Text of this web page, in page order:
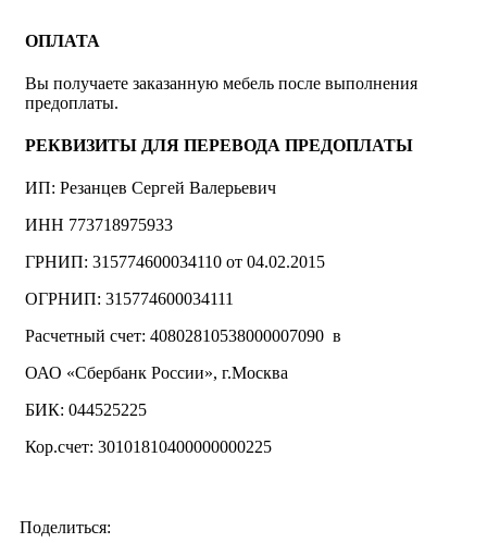
ОПЛАТА
Вы получаете заказанную мебель после выполнения
предоплаты.
РЕКВИЗИТЫ ДЛЯ ПЕРЕВОДА ПРЕДОПЛАТЫ
ИП: Резанцев Сергей Валерьевич
ИНН 773718975933
ГРНИП: 315774600034110 от 04.02.2015
ОГРНИП: 315774600034111
Расчетный счет: 40802810538000007090 в
ОАО «Сбербанк России», г.Москва
БИК: 044525225
Кор.счет: 30101810400000000225
Поделиться: